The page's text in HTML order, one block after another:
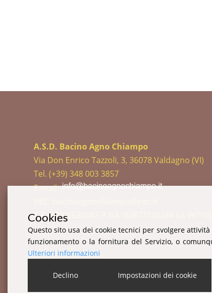
A.S.D. Bacino Agno Chiampo
Via Don Enrico Tazzoli, 3, 36078 Valdagno (VI)
Tel. (+39) 348 003 3857
E-mail:
C.F. 94003520247 P.IVA: 02877510244 c.i.
Cookies
Questo sito usa dei cookie tecnici per svolgere
funzionamento o la fornitura del Servizio, o
Ulteriori informazioni
Declino Impostazioni dei cookie